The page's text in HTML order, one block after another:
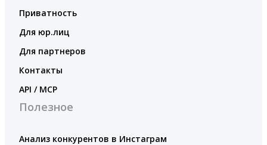
Приватность
Для юр.лиц
Для партнеров
Контакты
API / MCP
Полезное
Анализ конкурентов в Инстаграм